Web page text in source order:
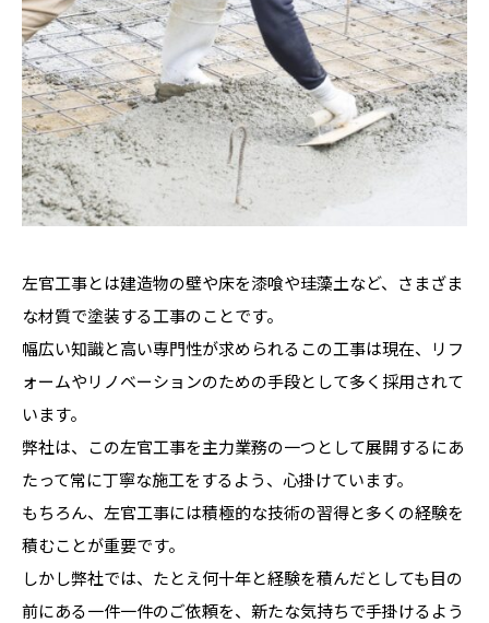
左官工事とは建造物の壁や床を漆喰や珪藻土など、さまざま
な材質で塗装する工事のことです。
幅広い知識と高い専門性が求められるこの工事は現在、リフ
ォームやリノベーションのための手段として多く採用されて
います。
弊社は、この左官工事を主力業務の一つとして展開するにあ
たって常に丁寧な施工をするよう、心掛けています。
もちろん、左官工事には積極的な技術の習得と多くの経験を
積むことが重要です。
しかし弊社では、たとえ何十年と経験を積んだとしても目の
前にある一件一件のご依頼を、新たな気持ちで手掛けるよう